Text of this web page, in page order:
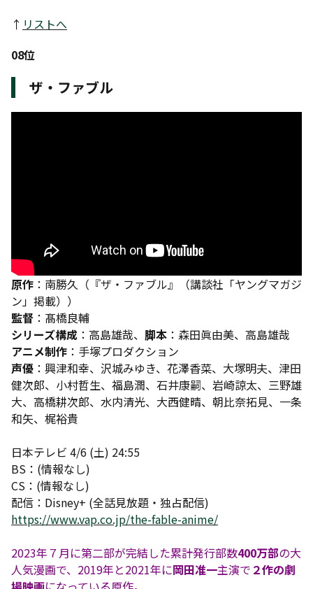
↑ リストへ
08位
ザ・ファブル
原作 ：南勝久（『ザ・ファブル』（講談社「ヤングマガジ
ン」掲載））
監督 ：髙橋良輔
シリーズ構成 ：高島雄哉、 脚本 ：森田眞由美、高島雄哉
アニメ制作 ：手塚プロダクション
声優 ：興津和幸、沢城みゆき、花澤香菜、大塚明夫、津田
健次郎、小村哲生、福島潤、石井康嗣、岩崎諒太、三野雄
大、高橋耕次郎、水内清光、大西健晴、朝比奈拓見、一条
和矢、梶裕貴
日本テレビ 4/6 (土) 24:55
BS：(情報なし)
CS：(情報なし)
配信：Disney+ (全話見放題・独占配信)
https://www.vap.co.jp/the-fable-anime/
2023年７月に第二部が完結した累計発行部数400万部の大
人気漫画で、2019年と2021年に岡田准一主演で ２作の劇